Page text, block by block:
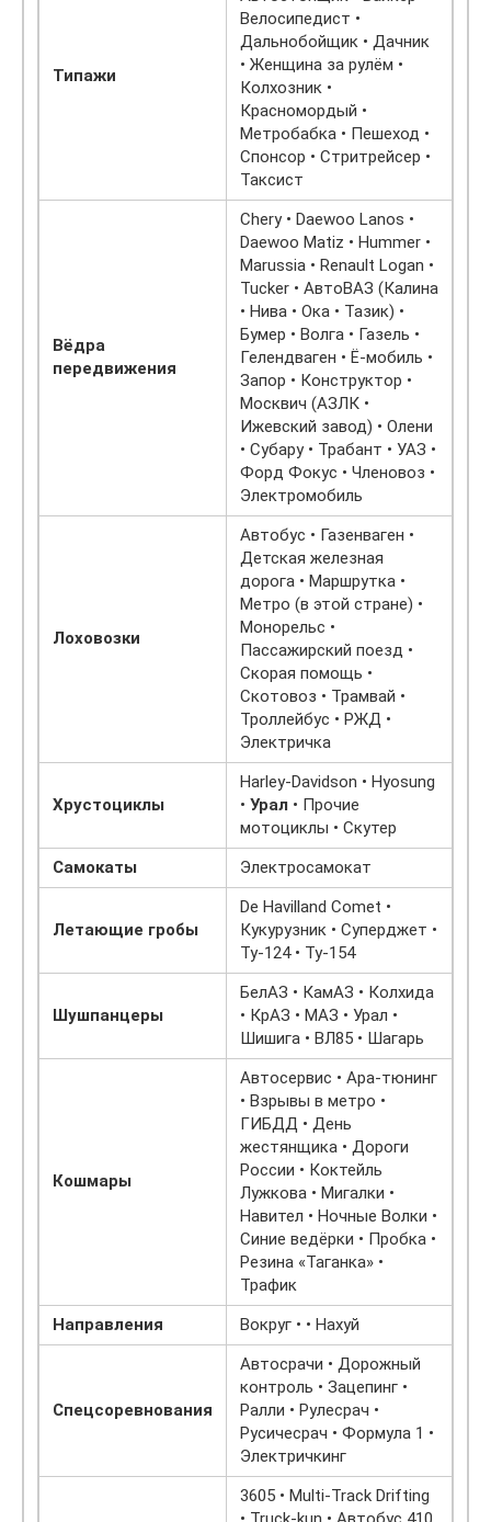
Типажи
Велосипедист •
Дальнобойщик • Дачник
• Женщина за рулём •
Колхозник •
Красномордый •
Метробабка • Пешеход •
Спонсор • Стритрейсер •
Таксист
Вёдра
передвижения
Chery • Daewoo Lanos •
Daewoo Matiz • Hummer •
Marussia • Renault Logan •
Tucker • АвтоВАЗ (Калина
• Нива • Ока • Тазик) •
Бумер • Волга • Газель •
Гелендваген • Ё-мобиль •
Запор • Конструктор •
Москвич (АЗЛК •
Ижевский завод) • Олени
• Субару • Трабант • УАЗ •
Форд Фокус • Членовоз •
Электромобиль
Лоховозки
Автобус • Газенваген •
Детская железная
дорога • Маршрутка •
Метро (в этой стране) •
Монорельс •
Пассажирский поезд •
Скорая помощь •
Скотовоз • Трамвай •
Троллейбус • РЖД •
Электричка
Хрустоциклы
Harley-Davidson • Hyosung
• Урал • Прочие
мотоциклы • Скутер
Самокаты
Электросамокат
Летающие гробы
De Havilland Comet •
Кукурузник • Суперджет •
Ту-124 • Ту-154
Шушпанцеры
БелАЗ • КамАЗ • Колхида
• КрАЗ • МАЗ • Урал •
Шишига • ВЛ85 • Шагарь
Кошмары
Автосервис • Ара-тюнинг
• Взрывы в метро •
ГИБДД • День
жестянщика • Дороги
России • Коктейль
Лужкова • Мигалки •
Навител • Ночные Волки •
Синие ведёрки • Пробка •
Резина «Таганка» •
Трафик
Направления
Вокруг • • Нахуй
Спецсоревнования
Автосрачи • Дорожный
контроль • Зацепинг •
Ралли • Рулесрач •
Русичесрач • Формула 1 •
Электричкинг
3605 • Multi-Track Drifting